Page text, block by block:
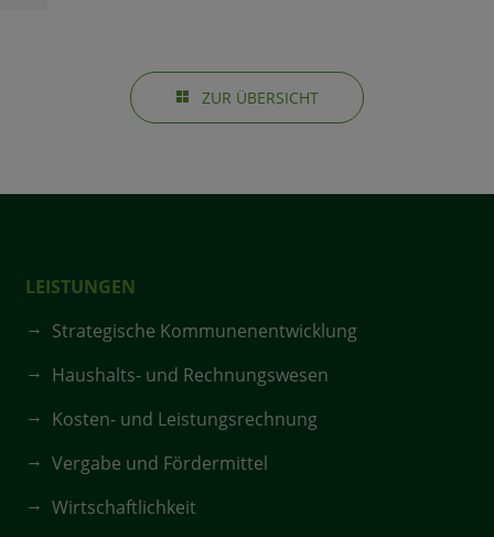
ZUR ÜBERSICHT
LEISTUNGEN
Strategische Kommunenentwicklung
Haushalts- und Rechnungswesen
Kosten- und Leistungsrechnung
Vergabe und Fördermittel
Wirtschaftlichkeit